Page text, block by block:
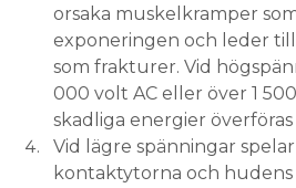
orsaka muskelkramper
exponeringen och leder
som frakturer. Vid
000 volt AC eller över 1
skadliga energier
Vid lägre spänningar
kontaktytorna och